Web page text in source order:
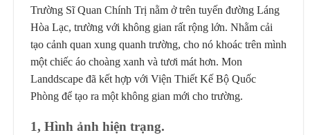
Trường Sĩ Quan Chính Trị nằm ở trên tuyến đường Láng
Hòa Lạc, trường với không gian rất rộng lớn. Nhằm cải
tạo cảnh quan xung quanh trường, cho nó khoác trên mình
một chiếc áo choàng xanh và tươi mát hơn. Mon
Landdscape đã kết hợp với Viện Thiết Kế Bộ Quốc
Phòng để tạo ra một không gian mới cho trường.
1, Hình ảnh hiện trạng.